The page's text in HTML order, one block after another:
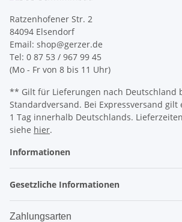
Ratzenhofener Str. 2
84094 Elsendorf
Email: shop@gerzer.de
Tel: 0 87 53 / 967 99 45
(Mo - Fr von 8 bis 11 Uhr)
** Gilt für Lieferungen nach Deutschland
Standardversand. Bei Expressversand gilt
1 Tag innerhalb Deutschlands.
siehe hier.
Informationen
Gesetzliche Informationen
Zahlungsarten